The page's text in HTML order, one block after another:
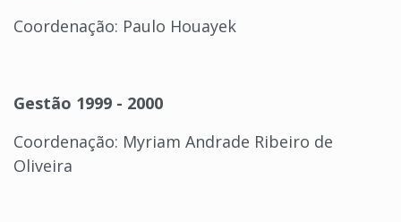
Coordenação: Paulo Houayek
Gestão 1999 - 2000
Coordenação: Myriam Andrade Ribeiro de
Oliveira